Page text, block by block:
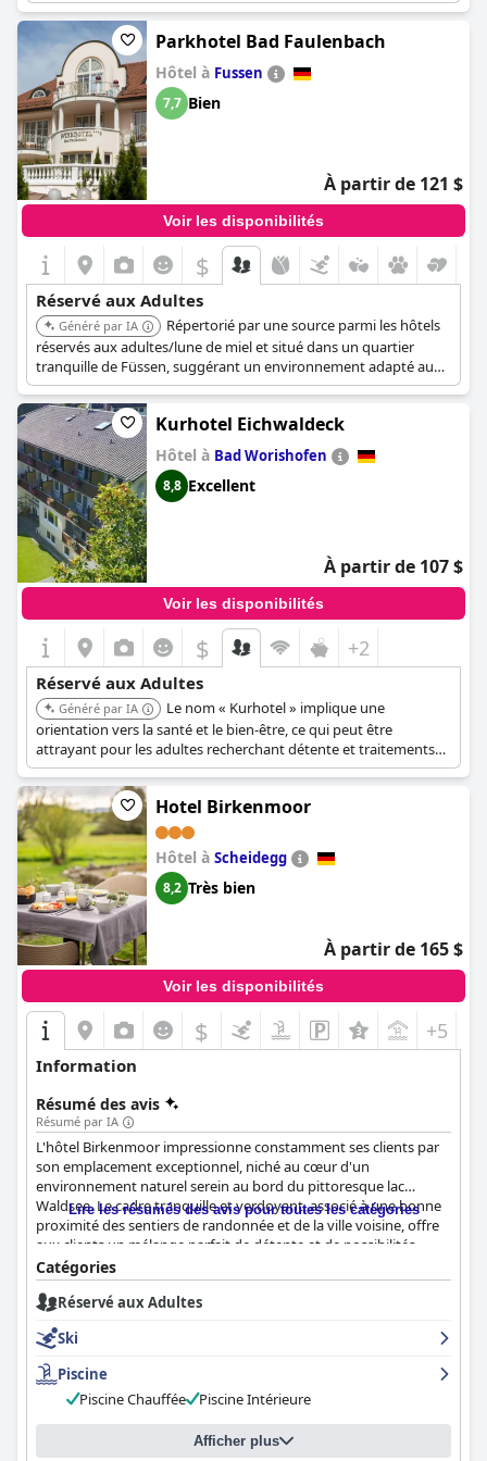
Parkhotel Bad Faulenbach
Hôtel à Fussen
7,7 Bien
À partir de 121 $
Voir les disponibilités
$
Réservé aux Adultes
Généré par IA
Répertorié par une source parmi les hôtels
réservés aux adultes/lune de miel et situé dans un quartier
tranquille de Füssen, suggérant un environnement adapté aux
adultes en quête de paix.
Kurhotel Eichwaldeck
Hôtel à Bad Worishofen
8,8 Excellent
À partir de 107 $
Voir les disponibilités
$ +2
Réservé aux Adultes
Généré par IA
Le nom « Kurhotel » implique une
orientation vers la santé et le bien-être, ce qui peut être
attrayant pour les adultes recherchant détente et traitements
thérapeutiques. Situé à Bad Wörishofen, connu pour ses
installations de spa et de bien-être.
Hotel Birkenmoor
Hôtel à Scheidegg
8,2 Très bien
À partir de 165 $
Voir les disponibilités
$ +5
Information
Résumé des avis
Résumé par IA
L'hôtel Birkenmoor impressionne constamment ses clients par
son emplacement exceptionnel, niché au cœur d'un
environnement naturel serein au bord du pittoresque lac
Waldsee. Le cadre tranquille et verdoyant, associé à une bonne
proximité des sentiers de randonnée et de la ville voisine, offre
aux clients un mélange parfait de détente et de possibilités
d'exploration. L'attrait central de l'emplacement est renforcé par
un accès facile à des destinations comme Bregenz et l'Autriche.
L'expérience du petit-déjeuner à l'hôtel Birkenmoor est très
appréciée pour sa qualité et sa variété. Le buffet de petit-
déjeuner, délicieux et copieux, propose des spécialités
régionales et des produits frais préparés avec amour,
notamment des options sans gluten. Le service attentionné
garantit une expérience relaxante et gourmande, de nombreux
clients soulignant la qualité et la saveur exceptionnelles du
Lire les résumés des avis pour toutes les catégories
Catégories
Réservé aux Adultes
Ski
Piscine
Piscine Chauffée
Piscine Intérieure
Afficher plus